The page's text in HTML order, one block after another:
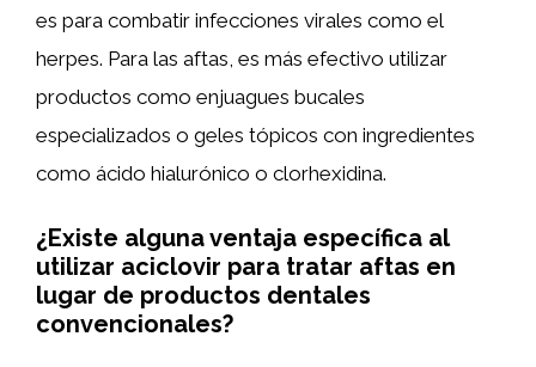
es para combatir infecciones virales como el
herpes. Para las aftas, es más efectivo utilizar
productos como enjuagues bucales
especializados o geles tópicos con ingredientes
como ácido hialurónico o clorhexidina.
¿Existe alguna ventaja específica al
utilizar aciclovir para tratar aftas en
lugar de productos dentales
convencionales?